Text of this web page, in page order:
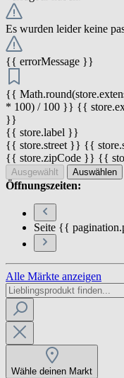
Es wurden leider keine
{{ errorMessage }}
{{
* 100) / 100 }} {{
}}
{{ store.label }}
{{ store.street }} {{
{{ store.zipCode }} {{
Ausgewählt Auswählen
Öffnungszeiten:
Seite {{
Alle Märkte anzeigen
Wähle deinen Markt